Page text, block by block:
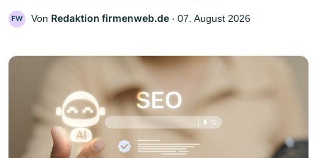
FW Von Redaktion firmenweb.de ‧ 07. August 2026